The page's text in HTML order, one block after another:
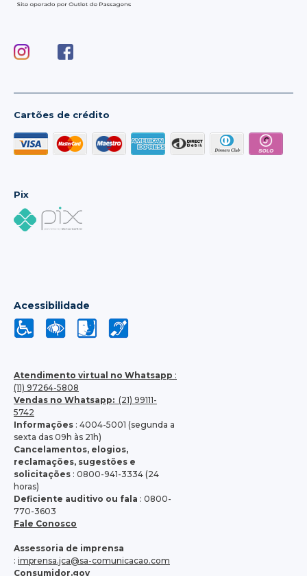
Cartões de crédito
Pix
Acessibilidade
Atendimento virtual no Whatsapp :
(11) 97264-5808
Vendas no Whatsapp: (21) 99111-
5742
Informações : 4004-5001 (segunda a
sexta das 09h às 21h)
Cancelamentos, elogios,
reclamações, sugestões e
solicitações : 0800-941-3334 (24
horas)
Deficiente auditivo ou fala : 0800-
770-3603
Fale Conosco
Assessoria de imprensa
: imprensa.jca@sa-comunicacao.com
Consumidor.gov